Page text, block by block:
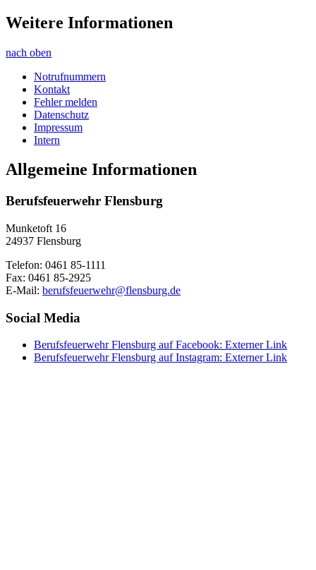
Weitere Informationen
nach oben
Notrufnummern
Kontakt
Fehler melden
Datenschutz
Impressum
Intern
Allgemeine Informationen
Berufsfeuerwehr Flensburg
Munketoft 16
24937 Flensburg
Telefon: 0461 85-1111
Fax: 0461 85-2925
E-Mail: berufsfeuerwehr@flensburg.de
Social Media
Berufsfeuerwehr Flensburg auf Facebook: Externer Link
Berufsfeuerwehr Flensburg auf Instagram: Externer Link